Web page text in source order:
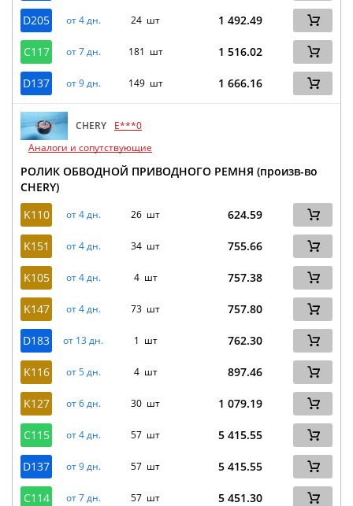
D205 от 4 дн. 24 шт 1 492.49
C117 от 7 дн. 181 шт 1 516.02
D137 от 9 дн. 149 шт 1 666.16
CHERY
E***0
Аналоги и сопутствующие
РОЛИК ОБВОДНОЙ ПРИВОДНОГО РЕМНЯ (произв-во
CHERY)
K110
от 4 дн. 26 шт 624.59
K151 от 4 дн. 34 шт 755.66
K105 от 4 дн. 4 шт 757.38
K147 от 4 дн. 73 шт 757.80
D183 от 13 дн. 1 шт 762.30
K116 от 5 дн. 4 шт 897.46
K127 от 6 дн. 30 шт 1 079.19
C115 от 4 дн. 57 шт 5 415.55
D137 от 9 дн. 57 шт 5 415.55
C114 от 7 дн. 57 шт 5 451.30